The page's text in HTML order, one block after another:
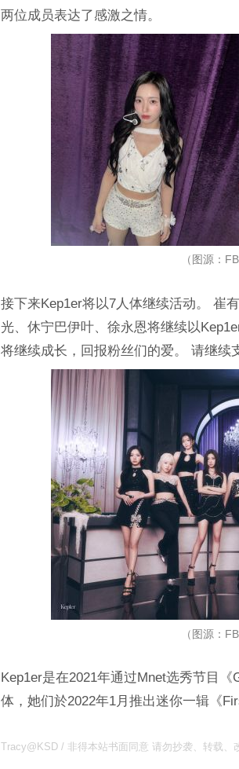
两位成员表达了感激之情。
（图源：
接下来Kep1er将以7人体继续活动。 崔
光、休宁巴伊叶、徐永恩将继续以
将继续成长，回报粉丝们的爱。 请继续
（图源：
Kep1er是在2021年通过Mnet选秀节目
体，她们於2022年1月推出迷你一辑《
Tracy@KSD / 非得本站书面同意 请勿抄袭、转载